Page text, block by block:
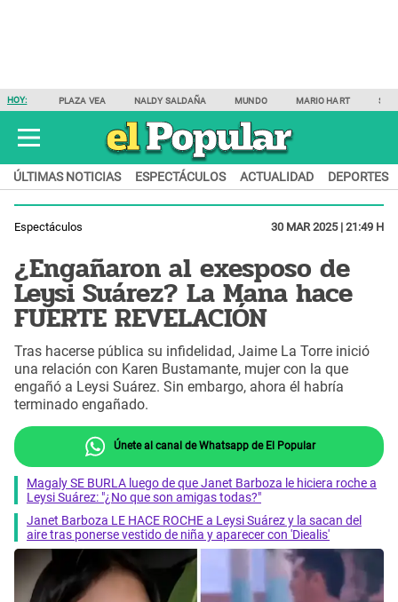
HOY: PLAZA VEA NALDY SALDAÑA MUNDO MARIO HART
ÚLTIMAS NOTICIAS ESPECTÁCULOS ACTUALIDAD DEPORTES
Espectáculos 30 MAR 2025 | 21:49 H
¿Engañaron al exesposo de
Leysi Suárez? La Mana hace
FUERTE REVELACIÓN
Tras hacerse pública su infidelidad, Jaime La Torre inició
una relación con Karen Bustamante, mujer con la que
engañó a Leysi Suárez. Sin embargo, ahora él habría
terminado engañado.
Únete al canal de Whatsapp de El Popular
Magaly SE BURLA luego de que Janet Barboza le hiciera roche a
Leysi Suárez: "¿No que son amigas todas?"
Janet Barboza LE HACE ROCHE a Leysi Suárez y la sacan del
aire tras ponerse vestido de niña y aparecer con 'Diealis'